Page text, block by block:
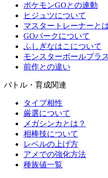
ポケモンGOとの連動
ヒジュツについて
マスタートレーナーと
GOパークについて
ふしぎなはこについて
モンスターボールプラ
前作との違い
バトル・育成関連
タイプ相性
厳選について
メガシンカとは？
相棒技について
レベルの上げ方
アメでの強化方法
種族値一覧